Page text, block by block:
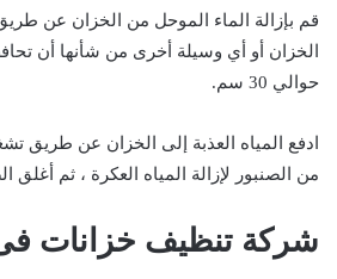
قم بإزالة الماء الموحل من الخزان عن
الخزان أو أي وسيلة أخرى من شأنها أن
حوالي 30 سم.
ادفع المياه العذبة إلى الخزان عن طريق
من الصنبور لإزالة المياه العكرة ، ثم أغلق
شركة تنظيف خزانات